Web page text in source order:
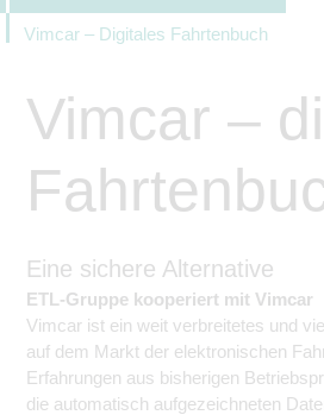
Vimcar – Digitales Fahrtenbuch
Vimcar –
Eine sichere Alternative
ETL-Gruppe kooperiert mit Vimcar
Vimcar ist ein weit verbreitetes und
auf dem Markt der elektronischen
Erfahrungen aus bisherigen
die automatisch aufgezeichneten